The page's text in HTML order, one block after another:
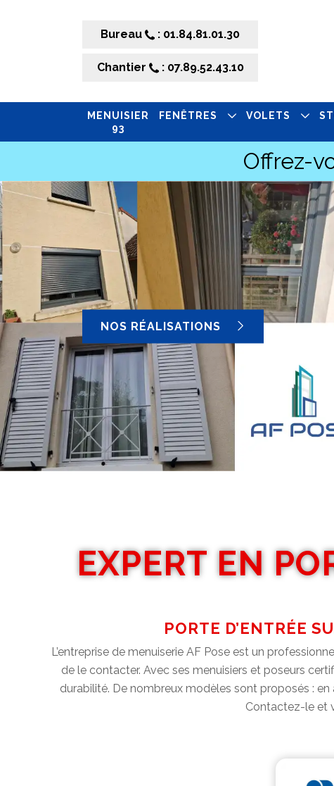
Bureau : 01.84.81.01.30
Chantier : 07.89.52.43.10
MENUISIER
93
FENÊTRES VOLETS
Offrez-
NOS RÉALISATIONS
EXPERT EN
PORTE D’ENTRÉE
L’entreprise de menuiserie AF Pose est un
de le contacter. Avec ses menuisiers et poseurs
durabilité. De nombreux modèles sont proposés : en
Contactez-le et